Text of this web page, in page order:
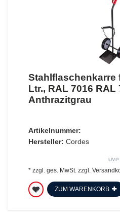
Stahlflaschenkarre
Ltr., RAL 7016 RAL
Anthrazitgrau
Artikelnummer:
Hersteller: Cordes
* zzgl. ges. MwSt.zzgl.
ZUM WARENKORB